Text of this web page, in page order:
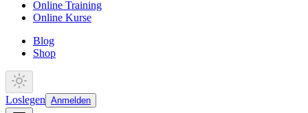
Online Training
Online Kurse
Blog
Shop
Loslegen Anmelden